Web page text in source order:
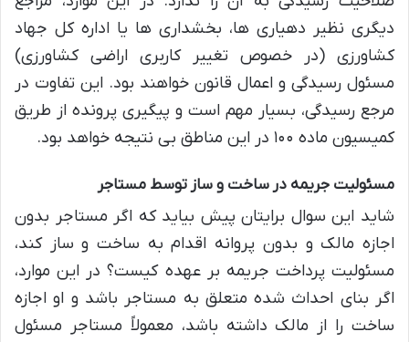
دیگری نظیر دهیاری ها، بخشداری ها یا اداره کل جهاد
کشاورزی (در خصوص تغییر کاربری اراضی کشاورزی)
مسئول رسیدگی و اعمال قانون خواهند بود. این تفاوت در
مرجع رسیدگی، بسیار مهم است و پیگیری پرونده از طریق
کمیسیون ماده ۱۰۰ در این مناطق بی نتیجه خواهد بود.
مسئولیت جریمه در ساخت و ساز توسط مستاجر
شاید این سوال برایتان پیش بیاید که اگر مستاجر بدون
اجازه مالک و بدون پروانه اقدام به ساخت و ساز کند،
مسئولیت پرداخت جریمه بر عهده کیست؟ در این موارد،
اگر بنای احداث شده متعلق به مستاجر باشد و او اجازه
ساخت را از مالک داشته باشد، معمولاً مستاجر مسئول